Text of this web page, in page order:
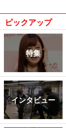
ピックアップ
特集
インタビュー